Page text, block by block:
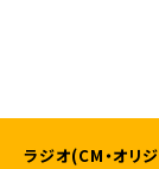
ラジオ(CM・オリ